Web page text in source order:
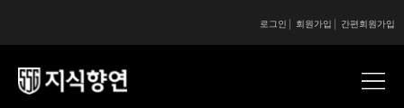
간편회원가입
회원가입
로그인